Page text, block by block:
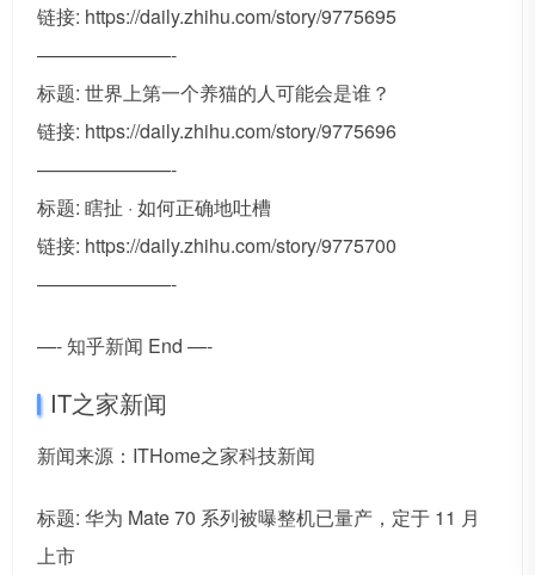
链接: https://daily.zhihu.com/story/9775695
———————-
标题: 世界上第一个养猫的人可能会是谁？
链接: https://daily.zhihu.com/story/9775696
———————-
标题: 瞎扯 · 如何正确地吐槽
链接: https://daily.zhihu.com/story/9775700
———————-
—- 知乎新闻 End —-
IT之家新闻
新闻来源：ITHome之家科技新闻
标题: 华为 Mate 70 系列被曝整机已量产，定于 11 月
上市